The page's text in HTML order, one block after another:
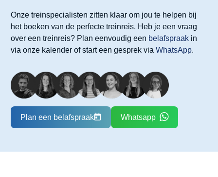
Onze treinspecialisten zitten klaar om jou te helpen bij
het boeken van de perfecte treinreis. Heb je een vraag
over een treinreis? Plan eenvoudig een belafspraakin
via onze kalender of start een gesprek via WhatsApp.
Plan een belafspraak Whatsapp